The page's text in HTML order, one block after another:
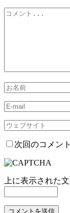
次回のコメン
上に表示された